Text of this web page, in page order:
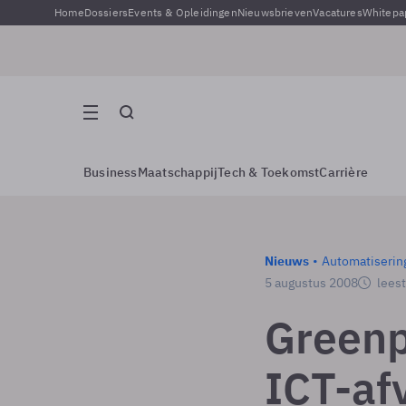
HomeDossiersEvents & OpleidingenNieuwsbrievenVacatures
BusinessMaatschappijTech & ToekomstCarrière
Nieuws
5 augustus 2008
ICT-